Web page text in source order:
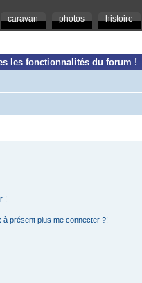
caravan photos histoire
les fonctionnalités du forum !
!
à présent plus me connecter ?!